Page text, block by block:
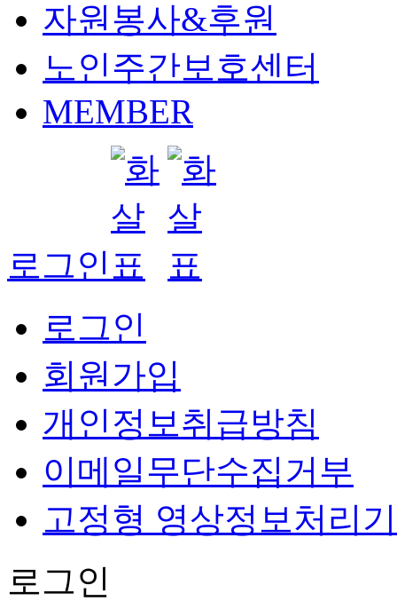
자원봉사&후원
노인주간보호센터
MEMBER
로그인
로그인
회원가입
개인정보취급방침
이메일무단수집거부
고정형 영상정보처리
로그인